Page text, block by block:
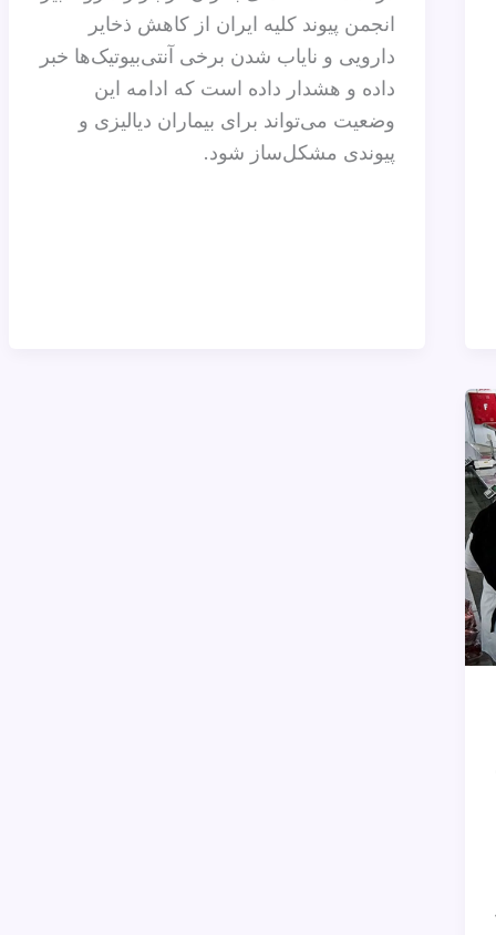
انجمن پیوند کلیه ایران از کاهش ذخایر
دارویی و نایاب شدن برخی آنتی‌بیوتیک‌ها خبر
داده و هشدار داده است که ادامه این
وضعیت می‌تواند برای بیماران دیالیزی و
پیوندی مشکل‌ساز شود.